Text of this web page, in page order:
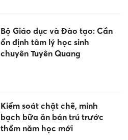
Bộ Giáo dục và Đào tạo: Cần
ổn định tâm lý học sinh
chuyên Tuyên Quang
Kiểm soát chặt chẽ, minh
bạch bữa ăn bán trú trước
thềm năm học mới